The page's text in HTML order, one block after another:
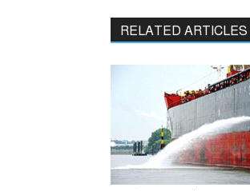
RELATED ARTICLES